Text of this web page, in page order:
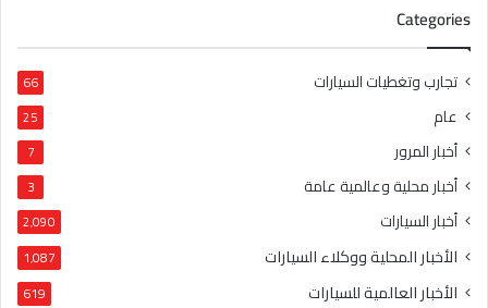
Categories
تجارب وتغطيات السيارات 66
عام 25
أخبار المرور 7
أخبار محلية وعالمية عامة 3
أخبار السيارات 2٬090
الأخبار المحلية ووكلاء السيارات 1٬087
الأخبار العالمية للسيارات 619